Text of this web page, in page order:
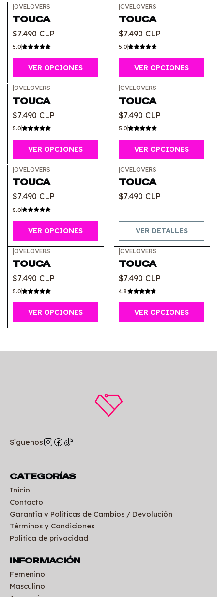
|OVELOVERS
TOUCA
$7.490 CLP
5.0
VER OPCIONES
|OVELOVERS
TOUCA
$7.490 CLP
5.0
VER OPCIONES
|OVELOVERS
TOUCA
$7.490 CLP
5.0
VER OPCIONES
|OVELOVERS
TOUCA
$7.490 CLP
5.0
VER OPCIONES
|OVELOVERS
TOUCA
$7.490 CLP
5.0
VER OPCIONES
|OVELOVERS
TOUCA
$7.490 CLP
VER DETALLES
|OVELOVERS
TOUCA
$7.490 CLP
5.0
VER OPCIONES
|OVELOVERS
TOUCA
$7.490 CLP
4.8
VER OPCIONES
Síguenos
CATEGORÍAS
Inicio
Contacto
Garantía y Políticas de Cambios / Devolución
Términos y Condiciones
Política de privacidad
INFORMACIÓN
Femenino
Masculino